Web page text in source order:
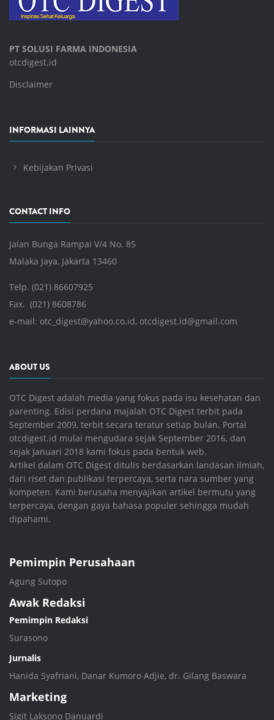
PT SOLUSI FARMA INDONESIA
otcdigest.id
Disclaimer
INFORMASI LAINNYA
Kebijakan Privasi
CONTACT INFO
Jalan Bunga Rampai V/4 No. 85
Malaka Jaya, Jakarta 13460
Telp. (021) 86607925
Fax. (021) 8608786
e-mail: otc_digest@yahoo.co.id, otcdigest.id@gmail.com
ABOUT US
OTC Digest adalah media yang fokus pada isu kesehatan dan
parenting. Edisi perdana majalah OTC Digest terbit pada
September 2009, terbit secara teratur setiap bulan. Portal
otcdigest.id mulai mengudara sejak September 2016, dan
sejak Januari 2018 kami fokus pada bentuk web.
Artikel dalam OTC Digest ditulis berdasarkan landasan ilmiah,
dari riset dan publikasi terpercaya, serta nara sumber yang
kompeten. Kami berusaha menyajikan artikel bermutu yang
terpercaya, dengan gaya bahasa populer sehingga mudah
dipahami.
Pemimpin Perusahaan
Agung Sutopo
Awak Redaksi
Pemimpin Redaksi
Surasono
Jurnalis
Hanida Syafriani, Danar Kumoro Adjie, dr. Gilang Baswara
Marketing
Sigit Laksono Danuardi